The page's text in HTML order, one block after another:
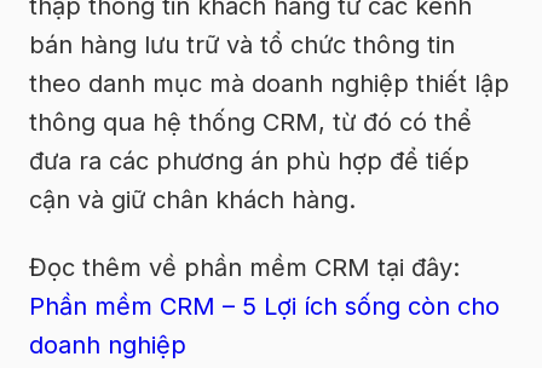
thập thông tin khách hàng từ các kênh
bán hàng lưu trữ và tổ chức thông tin
theo danh mục mà doanh nghiệp thiết lập
thông qua hệ thống CRM, từ đó có thể
đưa ra các phương án phù hợp để tiếp
cận và giữ chân khách hàng.
Đọc thêm về phần mềm CRM tại đây:
Phần mềm CRM – 5 Lợi ích sống còn cho
doanh nghiệp